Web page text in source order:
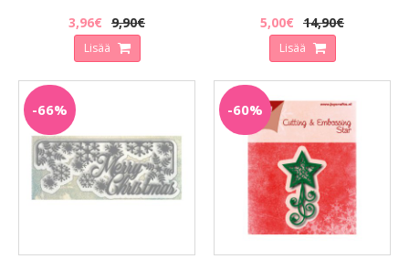
3,96€ 9,90€
Lisää
5,00€ 14,90€
Lisää
-66% -60%